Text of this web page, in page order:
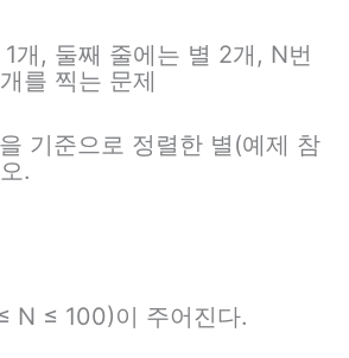
개, 둘째 줄에는 별 2개, N번
를 찍는 문제
기준으로 정렬한 별(예제 참
.
N ≤ 100)이 주어진다.